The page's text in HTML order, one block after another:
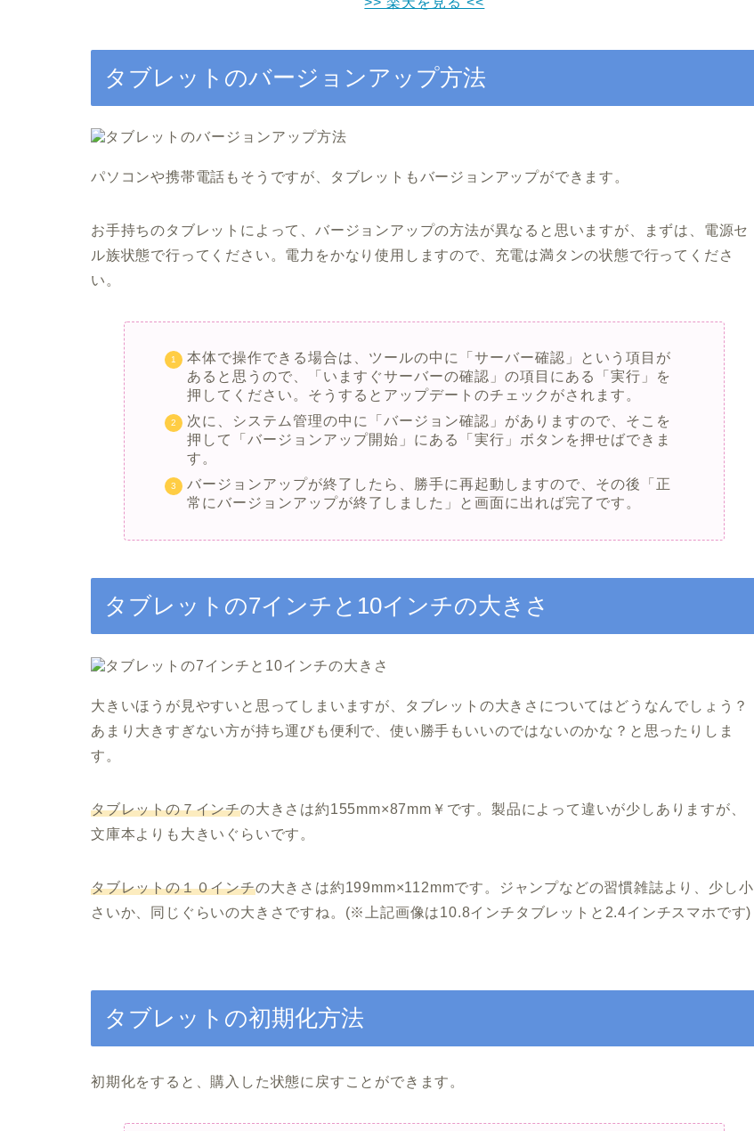
タブレットのバージョンアップ方法
パソコンや携帯電話もそうですが、タブレットもバージョンアップができます。
お手持ちのタブレットによって、バージョンアップの方法が異なると思いますが、まずは、電源セ
ル族状態で行ってください。電力をかなり使用しますので、充電は満タンの状態で行ってくださ
い。
本体で操作できる場合は、ツールの中に「サーバー確認」という項目が
あると思うので、「いますぐサーバーの確認」の項目にある「実行」を
押してください。そうするとアップデートのチェックがされます。
次に、システム管理の中に「バージョン確認」がありますので、そこを
押して「バージョンアップ開始」にある「実行」ボタンを押せばできま
す。
バージョンアップが終了したら、勝手に再起動しますので、その後「正
常にバージョンアップが終了しました」と画面に出れば完了です。
タブレットの7インチと10インチの大きさ
大きいほうが見やすいと思ってしまいますが、タブレットの大きさについてはどうなんでしょう？
あまり大きすぎない方が持ち運びも便利で、使い勝手もいいのではないのかな？と思ったりしま
す。
タブレットの７インチの大きさは約155mm×87mm ￥です。製品によって違いが少しありますが、
文庫本よりも大きいぐらいです。
タブレットの１０インチの大きさは約199mm×112mmです。ジャンプなどの習慣雑誌より、少し小
さいか、同じぐらいの大きさですね。(※上記画像は10.8インチタブレットと2.4インチスマホです)
タブレットの初期化方法
初期化をすると、購入した状態に戻すことができます。